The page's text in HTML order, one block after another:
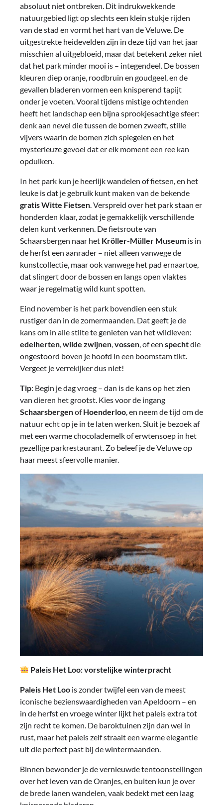
absoluut niet ontbreken. Dit indrukwekkende
natuurgebied ligt op slechts een klein stukje rijden
van de stad en vormt het hart van de Veluwe. De
uitgestrekte heidevelden zijn in deze tijd van het jaar
misschien al uitgebloeid, maar dat betekent zeker niet
dat het park minder mooi is – integendeel. De bossen
kleuren diep oranje, roodbruin en goudgeel, en de
gevallen bladeren vormen een knisperend tapijt
onder je voeten. Vooral tijdens mistige ochtenden
heeft het landschap een bijna sprookjesachtige sfeer:
denk aan nevel die tussen de bomen zweeft, stille
vijvers waarin de bomen zich spiegelen en het
mysterieuze gevoel dat er elk moment een ree kan
opduiken.
In het park kun je heerlijk wandelen of fietsen, en het
leuke is dat je gebruik kunt maken van de bekende
gratis Witte Fietsen. Verspreid over het park staan er
honderden klaar, zodat je gemakkelijk verschillende
delen kunt verkennen. De fietsroute van
Schaarsbergen naar het Kröller-Müller Museum is in
de herfst een aanrader – niet alleen vanwege de
kunstcollectie, maar ook vanwege het pad ernaartoe,
dat slingert door de bossen en langs open vlaktes
waar je regelmatig wild kunt spotten.
Eind november is het park bovendien een stuk
rustiger dan in de zomermaanden. Dat geeft je de
kans om in alle stilte te genieten van het wildleven:
edelherten,wilde zwijnen,vossen, of een spechtdie
ongestoord boven je hoofd in een boomstam tikt.
Vergeet je verrekijker dus niet!
Tip: Begin je dag vroeg – dan is de kans op het zien
van dieren het grootst. Kies voor de ingang
SchaarsbergenofHoenderloo, en neem de tijd om de
natuur echt op je in te laten werken. Sluit je bezoek af
met een warme chocolademelk of erwtensoep in het
gezellige parkrestaurant. Zo beleef je de Veluwe op
haar meest sfeervolle manier.
Paleis Het Loo: vorstelijke winterpracht
Paleis Het Loo is zonder twijfel een van de meest
iconische bezienswaardigheden van Apeldoorn – en
in de herfst en vroege winter lijkt het paleis extra tot
zijn recht te komen. De baroktuinen zijn dan wel in
rust, maar het paleis zelf straalt een warme elegantie
uit die perfect past bij de wintermaanden.
Binnen bewonder je de vernieuwde tentoonstellingen
over het leven van de Oranjes, en buiten kun je over
de brede lanen wandelen, vaak bedekt met een laag